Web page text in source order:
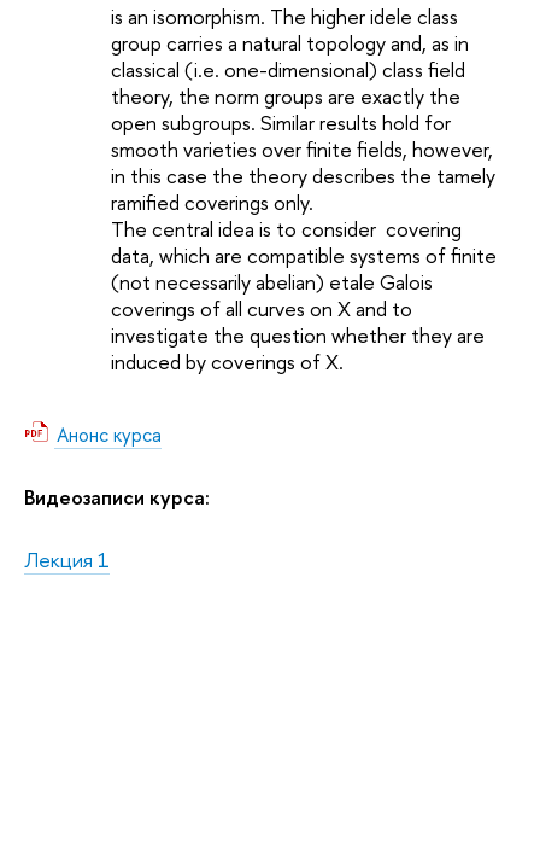
is an isomorphism. The higher idele class
group carries a natural topology and, as in
classical (i.e. one-dimensional) class field
theory, the norm groups are exactly the
open subgroups. Similar results hold for
smooth varieties over finite fields, however,
in this case the theory describes the tamely
ramified coverings only.
The central idea is to consider covering
data, which are compatible systems of finite
(not necessarily abelian) etale Galois
coverings of all curves on X and to
investigate the question whether they are
induced by coverings of X.
Анонс курса
Видеозаписи курса:
Лекция 1